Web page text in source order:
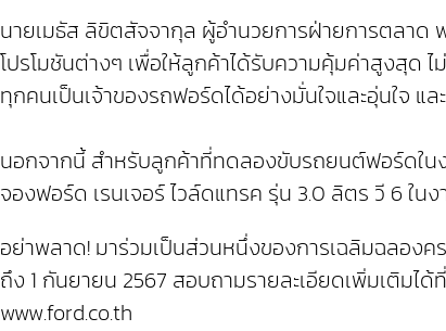
นายเมธัส ลิขิตสัจจากุล ผู้อำนวยการฝ่ายการตลาด ฟ
โปรโมชันต่างๆ เพื่อให้ลูกค้าได้รับความคุ้มค่าสูงสุด
ทุกคนเป็นเจ้าของรถฟอร์ดได้อย่างมั่นใจและอุ่นใจ
นอกจากนี้ สำหรับลูกค้าที่ทดลองขับรถยนต์ฟอร์ดใน
จองฟอร์ด เรนเจอร์ ไวล์ดแทรค รุ่น 3.0 ลิตร วี 6 ใ
อย่าพลาด! มาร่วมเป็นส่วนหนึ่งของการเฉลิมฉลอง
ถึง 1 กันยายน 2567 สอบถามรายละเอียดเพิ่มเติม
www.ford.co.th